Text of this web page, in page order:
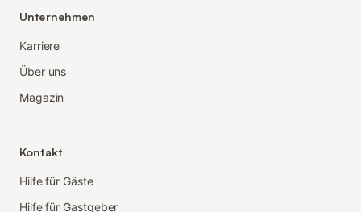
Unternehmen
Karriere
Über uns
Magazin
Kontakt
Hilfe für Gäste
Hilfe für Gastgeber